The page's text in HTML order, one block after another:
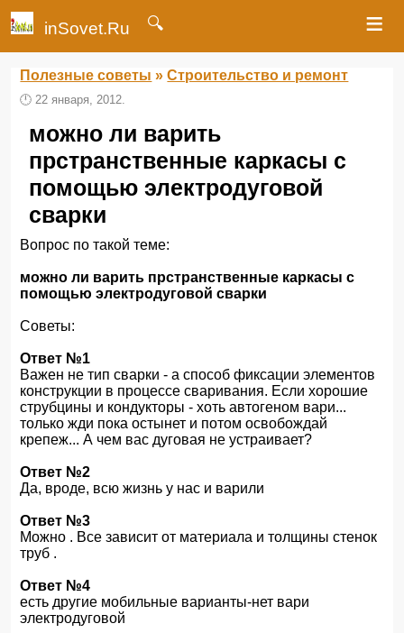
inSovet.Ru 🔍 ≡
Полезные советы »Строительство и ремонт
🕛22 января, 2012.
можно ли варить
прстранственные каркасы с
помощью электродуговой
сварки
Вопрос по такой теме:
можно ли варить прстранственные каркасы с
помощью электродуговой сварки
Советы:
Ответ №1
Важен не тип сварки - а способ фиксации элементов
конструкции в процессе сваривания. Если хорошие
струбцины и кондукторы - хоть автогеном вари...
только жди пока остынет и потом освобождай
крепеж... А чем вас дуговая не устраивает?
Ответ №2
Да, вроде, всю жизнь у нас и варили
Ответ №3
Можно . Все зависит от материала и толщины стенок
труб .
Ответ №4
есть другие мобильные варианты-нет вари
электродуговой